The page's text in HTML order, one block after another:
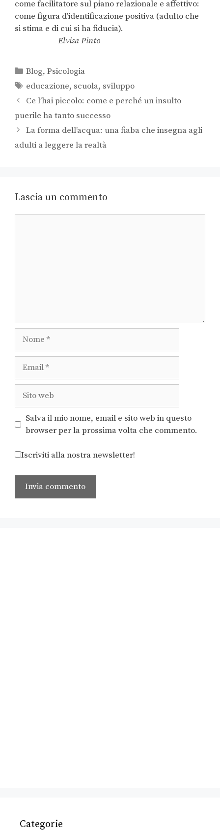
come facilitatore sul piano relazionale e affettivo:
come figura d’identificazione positiva (adulto che
si stima e di cui si ha fiducia).
Elvisa Pinto
Blog,Psicologia
educazione, scuola, sviluppo
Ce l’hai piccolo: come e perché un insulto
puerile ha tanto successo
La forma dell’acqua: una fiaba che insegna agli
adulti a leggere la realtà
Lascia un commento
Salva il mio nome, email e sito web in questo
browser per la prossima volta che commento.
Iscriviti alla nostra newsletter!
Categorie